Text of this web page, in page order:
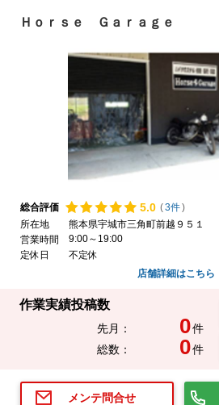
Ｈｏｒｓｅ Ｇａｒａｇｅ
総合評価 5.0 (3件)
所在地
熊本県宇城市三角町前越９５１
営業時間
9:00～19:00
定休日
不定休
店舗詳細はこちら
作業実績投稿数
先月： 0件
総数：
0件
メンテ問合せ